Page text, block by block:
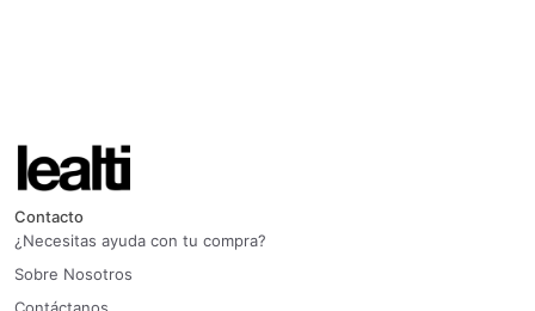
Contacto
¿Necesitas ayuda con tu compra?
Sobre Nosotros